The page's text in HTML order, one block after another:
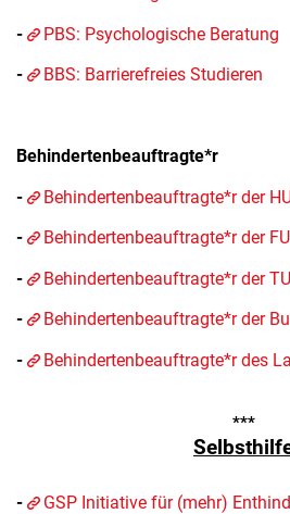
-
PBS: Psychologische Beratung
-
BBS: Barrierefreies Studieren
Behindertenbeauftragte*r
-
Behindertenbeauftragte*r der
-
Behindertenbeauftragte*r der FU
-
Behindertenbeauftragte*r der TU
-
Behindertenbeauftragte*r der
-
Behindertenbeauftragte*r des
***
-
GSP Initiative für (mehr)